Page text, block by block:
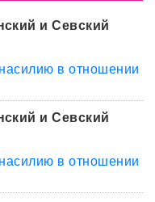
и Севский
в отношении
и Севский
в отношении